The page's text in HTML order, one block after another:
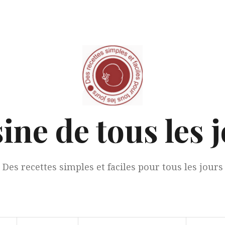
de tous les
Des recettes simples et faciles pour tous les jours